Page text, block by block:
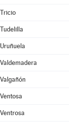
Tricio
Tudelilla
Uruñuela
Valdemadera
Valgañón
Ventosa
Ventrosa